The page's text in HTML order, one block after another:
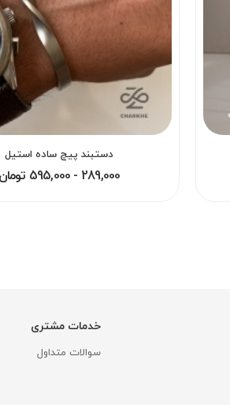
دستبند پیچ ساده استیل
289,000 - 595,000 تومان
خدمات مشتری
سوالات متداول